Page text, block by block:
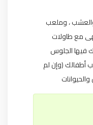
والعشب ، وملعب
مع طاولات
فيها الجلوس
أطفالك (وإن لم